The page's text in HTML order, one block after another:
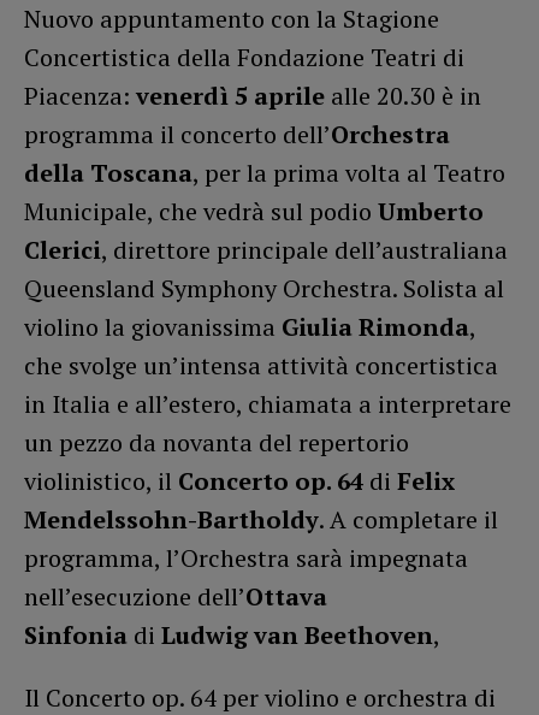
Nuovo appuntamento con la Stagione
Concertistica della Fondazione Teatri di
Piacenza: venerdì 5 aprile alle 20.30 è in
programma il concerto dell’Orchestra
della Toscana, per la prima volta al Teatro
Municipale, che vedrà sul podio Umberto
Clerici, direttore principale dell’australiana
Queensland Symphony Orchestra. Solista al
violino la giovanissima Giulia Rimonda,
che svolge un’intensa attività concertistica
in Italia e all’estero, chiamata a interpretare
un pezzo da novanta del repertorio
violinistico, il Concerto op. 64 di Felix
Mendelssohn-Bartholdy. A completare il
programma, l’Orchestra sarà impegnata
nell’esecuzione dell’Ottava
Sinfonia di Ludwig van Beethoven,
Il Concerto op. 64 per violino e orchestra di